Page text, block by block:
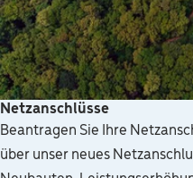
Netzanschlüsse
Beantragen Sie Ihre
über unser neues